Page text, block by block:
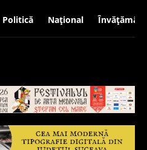
Politică Național Învățământ